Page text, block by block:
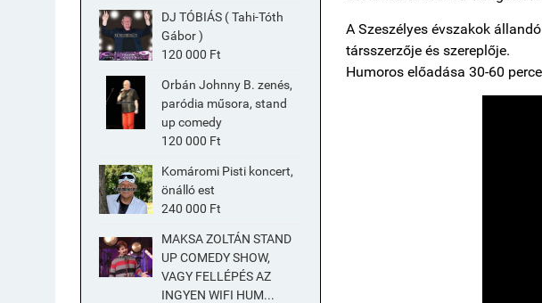
DJ TÓBIÁS ( Tahi-Tóth
Gábor )
120 000 Ft
Orbán Johnny B. zenés,
paródia műsora, stand
up comedy
120 000 Ft
Komáromi Pisti koncert,
önálló est
240 000 Ft
MAKSA ZOLTÁN STAND
UP COMEDY SHOW,
VAGY FELLÉPÉS AZ
INGYEN WIFI HUM...
A Szeszélyes évszakok
társszerzője és szereplője.
Humoros előadása 30-60